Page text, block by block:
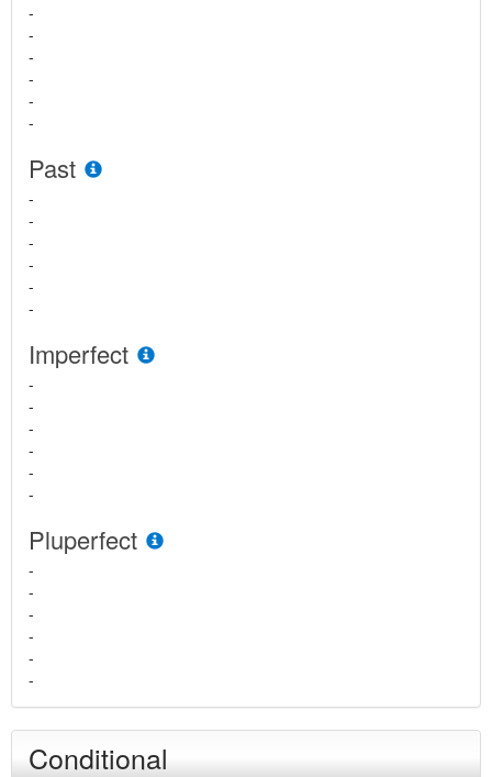
-
-
-
-
-
-
Past
-
-
-
-
-
-
Imperfect
-
-
-
-
-
-
Pluperfect
-
-
-
-
-
-
Conditional